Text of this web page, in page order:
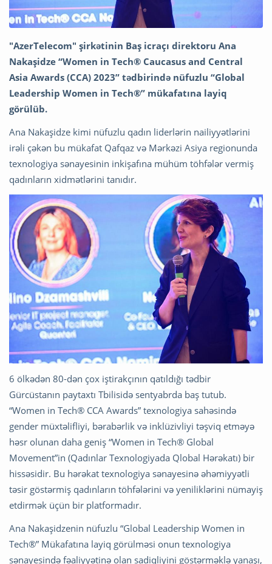
"AzerTelecom" şirkətinin Baş icraçı direktoru Ana
Nakaşidze “Women in Tech® Caucasus and Central
Asia Awards (CCA) 2023” tədbirində nüfuzlu “Global
Leadership Women in Tech®” mükafatına layiq
görülüb.
Ana Nakaşidze kimi nüfuzlu qadın liderlərin nailiyyətlərini
irəli çəkən bu mükafat Qafqaz və Mərkəzi Asiya regionunda
texnologiya sənayesinin inkişafına mühüm töhfələr vermiş
qadınların xidmətlərini tanıdır.
6 ölkədən 80-dən çox iştirakçının qatıldığı tədbir
Gürcüstanın paytaxtı Tbilisidə sentyabrda baş tutub.
“Women in Tech® CCA Awards” texnologiya sahəsində
gender müxtəlifliyi, bərabərlik və inklüzivliyi təşviq etməyə
həsr olunan daha geniş “Women in Tech® Global
Movement”in (Qadınlar Texnologiyada Qlobal Hərəkatı) bir
hissəsidir. Bu hərəkat texnologiya sənayesinə əhəmiyyətli
təsir göstərmiş qadınların töhfələrini və yeniliklərini nümayiş
etdirmək üçün bir platformadır.
Ana Nakaşidzenin nüfuzlu “Global Leadership Women in
Tech®” Mükafatına layiq görülməsi onun texnologiya
sənayesində fəaliyyətinə olan sadiqliyini göstərməklə yanaşı,